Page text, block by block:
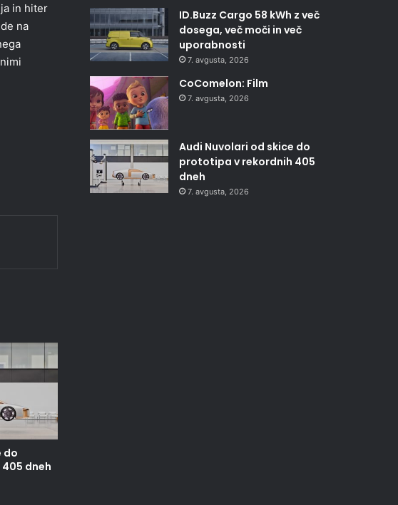
in hiter
na
do
dneh
ID.Buzz Cargo 58 kWh z več
dosega, več moči in več
uporabnosti
7. avgusta, 2026
CoComelon: Film
7. avgusta, 2026
Audi Nuvolari od skice do
prototipa v rekordnih 405
dneh
7. avgusta, 2026